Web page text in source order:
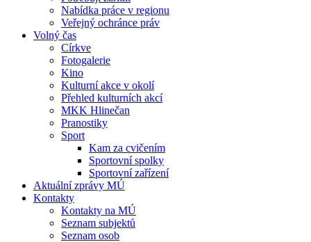
Nabídka práce v regionu
Veřejný ochránce práv
Volný čas
Církve
Fotogalerie
Kino
Kulturní akce v okolí
Přehled kulturních akcí
MKK Hlinečan
Pranostiky
Sport
Kam za cvičením
Sportovní spolky
Sportovní zařízení
Aktuální zprávy MÚ
Kontakty
Kontakty na MÚ
Seznam subjektů
Seznam osob